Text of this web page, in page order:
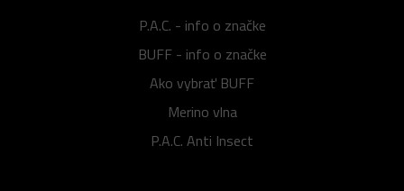
P.A.C. - info o značke
BUFF - info o značke
Ako vybrať BUFF
Merino vlna
P.A.C. Anti Insect